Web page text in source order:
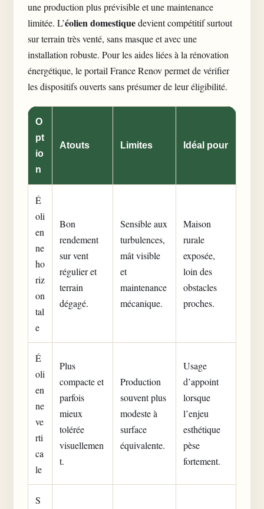
une production plus prévisible et une maintenance
limitée. L’éolien domestiquedevient compétitif surtout
sur terrain très venté, sans masque et avec une
installation robuste. Pour les aides liées à la rénovation
énergétique, leportail France Renovpermet de vérifier
les dispositifs ouverts sans présumer de leur éligibilité.
O
pt
io
n
Atouts Limites Idéal pour
É
oli
en
ne
ho
riz
on
tal
e
Bon
rendement
sur vent
régulier et
terrain
dégagé.
Sensible aux
turbulences,
mât visible
et
maintenance
mécanique.
Maison
rurale
exposée,
loin des
obstacles
proches.
É
oli
en
ne
ve
rti
ca
le
Plus
compacte et
parfois
mieux
tolérée
visuellemen
t.
Production
souvent plus
modeste à
surface
équivalente.
Usage
d’appoint
lorsque
l’enjeu
esthétique
pèse
fortement.
S